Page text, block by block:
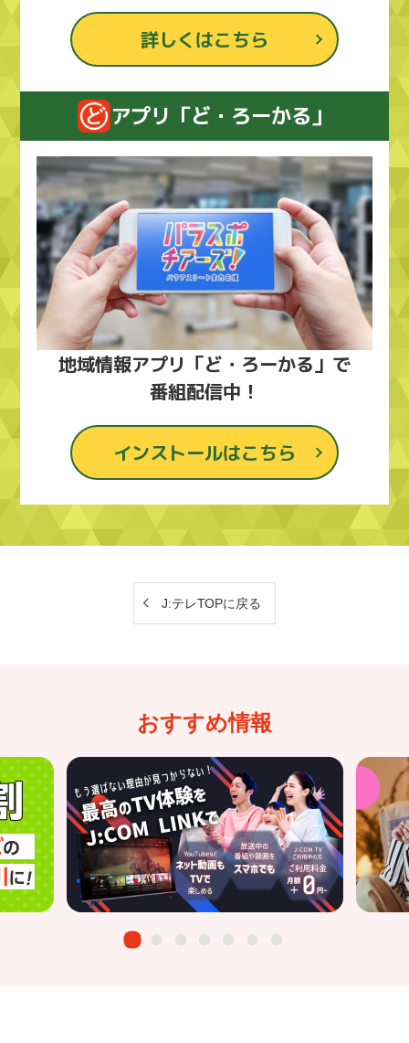
詳しくはこちら
アプリ「ど・ろーかる」
地域情報アプリ「ど・ろーかる」で
番組配信中！
インストールはこちら
J:テレTOPに戻る
おすすめ情報